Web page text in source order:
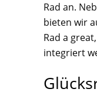
Rad an.
bieten wir
Rad a
integriert